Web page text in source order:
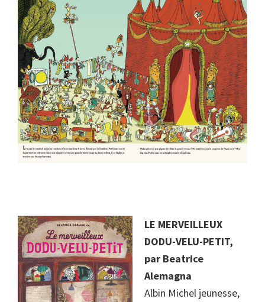
LE MERVEILLEUX
DODU-VELU-PETIT,
par Beatrice
Alemagna
Albin Michel jeunesse,